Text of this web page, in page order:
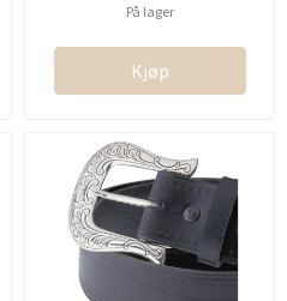
På lager
Kjøp